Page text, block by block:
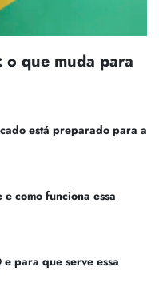
que muda para
está preparado para a
como funciona essa
e para que serve essa